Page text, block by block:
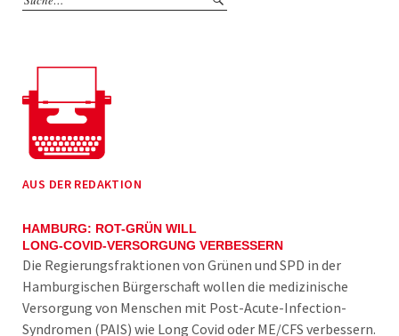
AUS DER REDAKTION
HAMBURG: ROT-GRÜN WILL
LONG-COVID-VERSORGUNG VERBESSERN
Die Regierungsfraktionen von Grünen und SPD in der
Hamburgischen Bürgerschaft wollen die medizinische
Versorgung von Menschen mit Post-Acute-Infection-
Syndromen (PAIS) wie Long Covid oder ME/CFS verbessern.